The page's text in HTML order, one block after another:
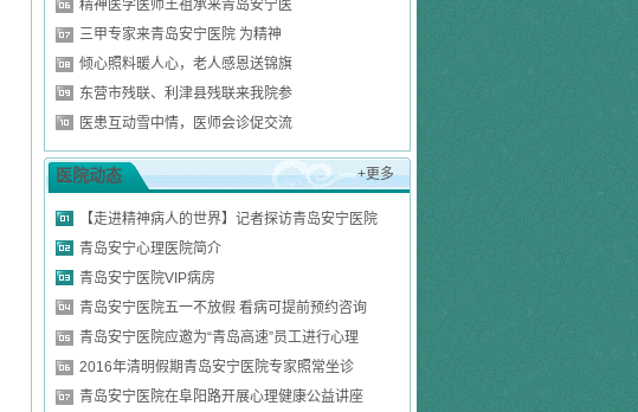
精神医学医师王祖承来青岛安宁医
三甲专家来青岛安宁医院 为精神
倾心照料暖人心，老人感恩送锦旗
东营市残联、利津县残联来我院参
医患互动雪中情，医师会诊促交流
医院动态 +更多
【走进精神病人的世界】记者探访青岛安宁医院
青岛安宁心理医院简介
青岛安宁医院VIP病房
青岛安宁医院五一不放假 看病可提前预约咨询
青岛安宁医院应邀为“青岛高速”员工进行心理
2016年清明假期青岛安宁医院专家照常坐诊
青岛安宁医院在阜阳路开展心理健康公益讲座